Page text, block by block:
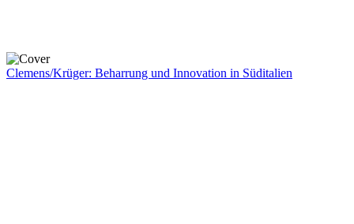
Clemens/Krüger: Beharrung und Innovation in Süditalien